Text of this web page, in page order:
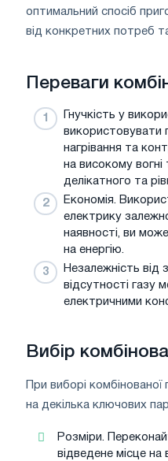
оптимальний спосіб
від конкретних потреб
Переваги
Гнучкість у
використовувати
нагрівання та
на високому
делікатного та
Економія.
електрику
наявності, ви
на енергію.
Незалежність від
відсутності газу
електричними
Вибір
При виборі
на декілька ключових
Розміри.
відведене місце на